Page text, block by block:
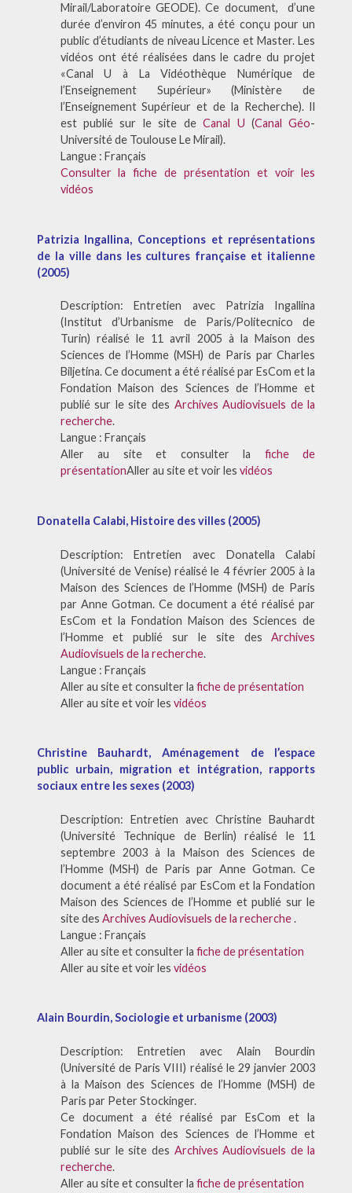
Mirail/Laboratoire GEODE). Ce document, d’une
durée d’environ 45 minutes, a été conçu pour un
public d’étudiants de niveau Licence et Master. Les
vidéos ont été réalisées dans le cadre du projet
«Canal U à La Vidéothèque Numérique de
l’Enseignement Supérieur» (Ministère de
l’Enseignement Supérieur et de la Recherche). Il
est publié sur le site deCanal U (Canal Géo-
Université de Toulouse Le Mirail).
Langue : Français
Consulter la fiche de présentation et voir les
vidéos
Patrizia Ingallina, Conceptions et représentations
de la ville dans les cultures française et italienne
(2005)
Description: Entretien avec Patrizia Ingallina
(Institut d’Urbanisme de Paris/Politecnico de
Turin) réalisé le 11 avril 2005 à la Maison des
Sciences de l’Homme (MSH) de Paris par Charles
Biljetina. Ce document a été réalisé par EsCom et la
Fondation Maison des Sciences de l’Homme et
publié sur le site des Archives Audiovisuels de la
recherche.
Langue : Français
Aller au site et consulter la fiche de
présentationAller au site et voir les vidéos
Donatella Calabi, Histoire des villes (2005)
Description: Entretien avec Donatella Calabi
(Université de Venise) réalisé le 4 février 2005 à la
Maison des Sciences de l’Homme (MSH) de Paris
par Anne Gotman. Ce document a été réalisé par
EsCom et la Fondation Maison des Sciences de
l’Homme et publié sur le site desArchives
Audiovisuels de la recherche.
Langue : Français
Aller au site et consulter la fiche de présentation
Aller au site et voir les vidéos
Christine Bauhardt, Aménagement de l’espace
public urbain, migration et intégration, rapports
sociaux entre les sexes (2003)
Description: Entretien avec Christine Bauhardt
(Université Technique de Berlin) réalisé le 11
septembre 2003 à la Maison des Sciences de
l’Homme (MSH) de Paris par Anne Gotman. Ce
document a été réalisé par EsCom et la Fondation
Maison des Sciences de l’Homme et publié sur le
site des Archives Audiovisuels de la recherche.
Langue : Français
Aller au site et consulter la fiche de présentation
Aller au site et voir les vidéos
Alain Bourdin, Sociologie et urbanisme (2003)
Description: Entretien avec Alain Bourdin
(Université de Paris VIII) réalisé le 29 janvier 2003
à la Maison des Sciences de l’Homme (MSH) de
Paris par Peter Stockinger.
Ce document a été réalisé par EsCom et la
Fondation Maison des Sciences de l’Homme et
publié sur le site des Archives Audiovisuels de la
recherche.
Aller au site et consulter la fiche de présentation